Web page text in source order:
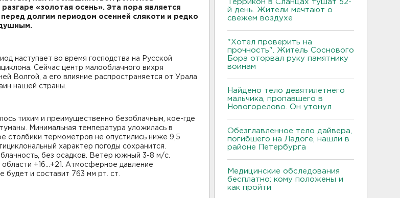
«золотая осень». Эта пора является
долгим периодом осенней слякоти и редко
наступает во время господства на Русской
Сейчас центр малооблачного вихря
Волгой, а его влияние распространяется от Урала
нашей страны.
тихим и преимущественно безоблачным, кое-где
Минимальная температура уложилась в
столбики термометров не опустились ниже 9,5
характер погоды сохранится.
без осадков. Ветер южный 3-8 м/с.
области +16…+21. Атмосферное давление
будет и составит 763 мм рт. ст.
Террикон в Сланцах тушат 52-
й день. Жители мечтают о
свежем воздухе
"Хотел проверить на
прочность". Житель Соснового
Бора оторвал руку памятнику
воинам
Найдено тело девятилетнего
мальчика, пропавшего в
Новогорелово. Он утонул
Обезглавленное тело дайвера,
погибшего на Ладоге, нашли в
районе Петербурга
Медицинские обследования
бесплатно: кому положены и
как пройти